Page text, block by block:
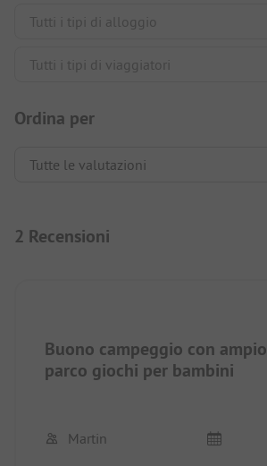
Ordina per
2 Recensioni
Buono campeggio con ampio
parco giochi per bambini
Martin